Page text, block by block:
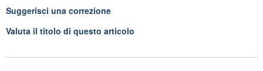
Suggerisci una correzione
Valuta il titolo di questo articolo